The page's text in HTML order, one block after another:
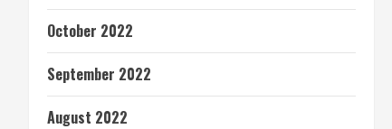
October 2022
September 2022
August 2022